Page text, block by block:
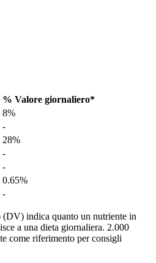
% Valore giornaliero*
8%
-
28%
-
-
0.65%
-
indica quanto un nutriente in
a una dieta giornaliera. 2.000
come riferimento per consigli